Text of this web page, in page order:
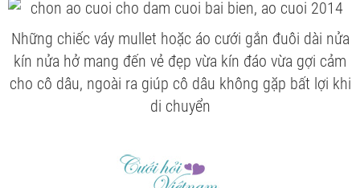
Những chiếc váy mullet hoặc áo cưới gắn đuôi dài nửa
kín nửa hở mang đến vẻ đẹp vừa kín đáo vừa gợi cảm
cho cô dâu, ngoài ra giúp cô dâu không gặp bất lợi khi
di chuyển